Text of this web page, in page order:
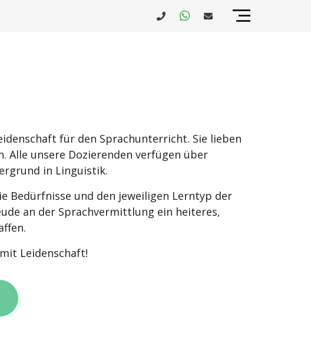
für den Sprachunterricht. Sie lieben
Alle unsere Dozierenden verfügen über
in Linguistik.
Bedürfnisse und den jeweiligen Lerntyp der
an der Sprachvermittlung ein heiteres,
Leidenschaft!